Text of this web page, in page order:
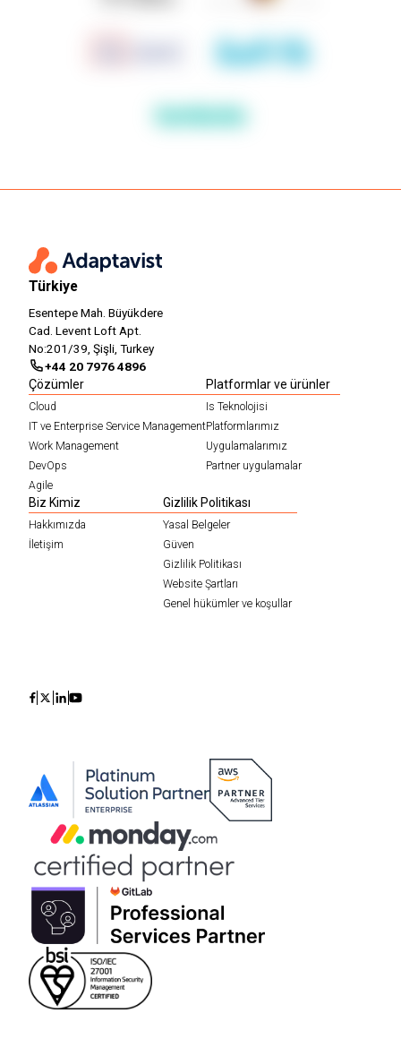
Türkiye
Esentepe Mah. Büyükdere
Cad. Levent Loft Apt.
No:201/39, Şişli, Turkey
+44 20 7976 4896
Çözümler
Cloud
IT ve Enterprise Service Management
Work Management
DevOps
Agile
Platformlar ve ürünler
Is Teknolojisi
Platformlarımız
Uygulamalarımız
Partner uygulamalar
Biz Kimiz
Hakkımızda
İletişim
Gizlilik Politikası
Yasal Belgeler
Güven
Gizlilik Politikası
Website Şartları
Genel hükümler ve koşullar
IconIconIconIcon